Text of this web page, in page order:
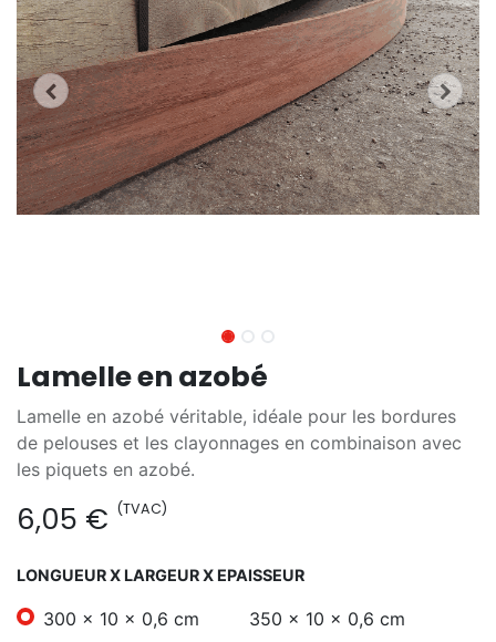
Lamelle en azobé
Lamelle en azobé véritable, idéale pour les bordures
de pelouses et les clayonnages en combinaison avec
les piquets en azobé.
6,05 € (TVAC)
LONGUEUR X LARGEUR X EPAISSEUR
300 x 10 x 0,6 cm 350 x 10 x 0,6 cm